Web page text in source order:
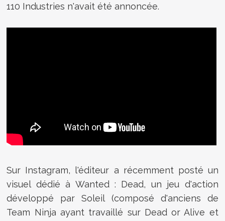
110 Industries n'avait été annoncée.
Sur Instagram, l'éditeur a récemment posté un
visuel dédié à Wanted : Dead, un jeu d'action
développé par Soleil (composé d'anciens de
Team Ninja ayant travaillé sur Dead or Alive et